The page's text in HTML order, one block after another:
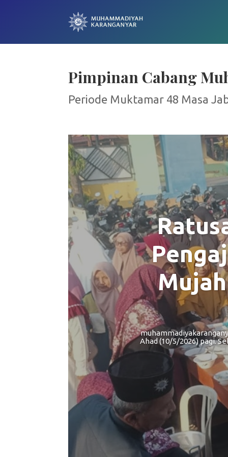
Pimpinan Cabang
Periode Muktamar 48 Masa
Ahad (10/5/2026) pagi.